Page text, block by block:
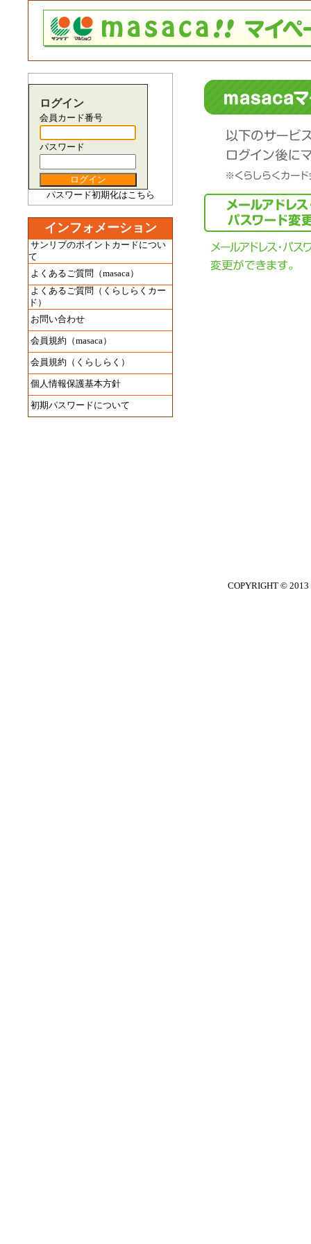
ログイン
会員カード番号
パスワード
パスワード初期化はこちら
インフォメーション
サンリブのポイントカードについ
て
よくあるご質問（masaca）
よくあるご質問（くらしらくカー
ド）
お問い合わせ
会員規約（masaca）
会員規約（くらしらく）
個人情報保護基本方針
初期パスワードについて
COPYRIGHT © 2013